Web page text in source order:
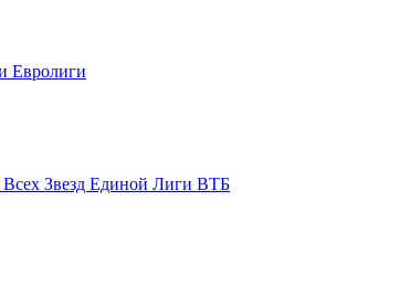
Евролиги
Всех Звезд Единой Лиги ВТБ